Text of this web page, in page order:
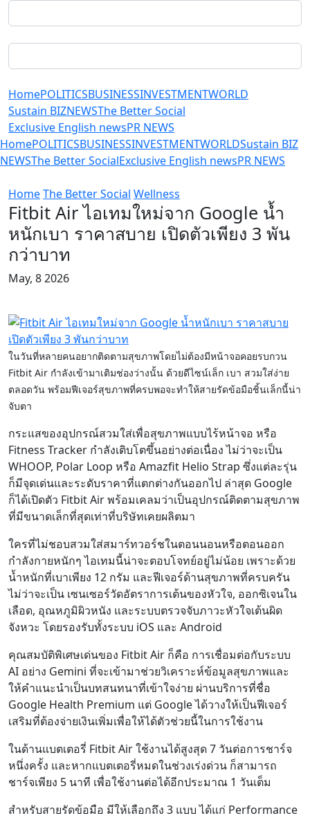
HomePOLITICSBUSINESSINVESTMENTWORLD
Sustain BIZNEWSThe Better Social
Exclusive English newsPR NEWS
HomePOLITICSBUSINESSINVESTMENTWORLDSustain BIZ
NEWSThe Better SocialExclusive English newsPR NEWS
HomeThe Better Social Wellness
Fitbit Air ไอเทมใหม่จาก Google น้ำ
หนักเบา ราคาสบาย เปิดตัวเพียง 3 พัน
กว่าบาท
May, 8 2026
ในวันที่หลายคนอยากติดตามสุขภาพโดยไม่ต้องมีหน้าจอคอยรบกวน
Fitbit Air กำลังเข้ามาเติมช่องว่างนั้น ด้วยดีไซน์เล็ก เบา สวมใส่ง่าย
ตลอดวัน พร้อมฟีเจอร์สุขภาพที่ครบพอจะทำให้สายรัดข้อมือชิ้นเล็กนี้น่า
จับตา
กระแสของอุปกรณ์สวมใส่เพื่อสุขภาพแบบไร้หน้าจอ หรือ
Fitness Tracker กำลังเติบโตขึ้นอย่างต่อเนื่อง ไม่ว่าจะเป็น
WHOOP, Polar Loop หรือ Amazfit Helio Strap ซึ่งแต่ละรุ่น
ก็มีจุดเด่นและระดับราคาที่แตกต่างกันออกไป ล่าสุด Google
ก็ได้เปิดตัว Fitbit Air พร้อมเคลมว่าเป็นอุปกรณ์ติดตามสุขภาพ
ที่มีขนาดเล็กที่สุดเท่าที่บริษัทเคยผลิตมา
ใครที่ไม่ชอบสวมใส่สมาร์ทวอร์ชในตอนนอนหรือตอนออก
กำลังกายหนักๆ ไอเทมนี้น่าจะตอบโจทย์อยู่ไม่น้อย เพราะด้วย
น้ำหนักที่เบาเพียง 12 กรัม และฟีเจอร์ด้านสุขภาพที่ครบครัน
ไม่ว่าจะเป็น เซนเซอร์วัดอัตราการเต้นของหัวใจ, ออกซิเจนใน
เลือด, อุณหภูมิผิวหนัง และระบบตรวจจับภาวะหัวใจเต้นผิด
จังหวะ โดยรองรับทั้งระบบ iOS และ Android
คุณสมบัติพิเศษเด่นของ Fitbit Air ก็คือ การเชื่อมต่อกับระบบ
AI อย่าง Gemini ที่จะเข้ามาช่วยวิเคราะห์ข้อมูลสุขภาพและ
ให้คำแนะนำเป็นบทสนทนาที่เข้าใจง่าย ผ่านบริการที่ชื่อ
Google Health Premium แต่ Google ได้วางให้เป็นฟีเจอร์
เสริมที่ต้องจ่ายเงินเพิ่มเพื่อให้ได้ตัวช่วยนี้ในการใช้งาน
ในด้านแบตเตอรี่ Fitbit Air ใช้งานได้สูงสุด 7 วันต่อการชาร์จ
หนึ่งครั้ง และหากแบตเตอรี่หมดในช่วงเร่งด่วน ก็สามารถ
ชาร์จเพียง 5 นาที เพื่อใช้งานต่อได้อีกประมาณ 1 วันเต็ม
สำหรับสายรัดข้อมือ มีให้เลือกถึง 3 แบบ ได้แก่ Performance